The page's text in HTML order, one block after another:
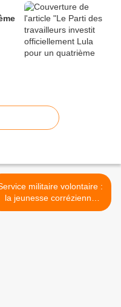
militaire volontaire :
la jeunesse corrézienne
mérite des perspectives